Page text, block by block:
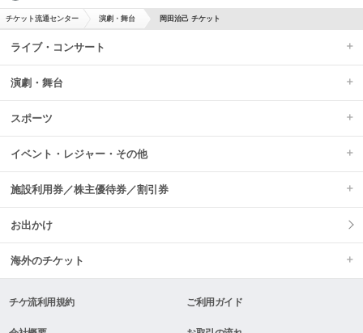
チケット流通センター 演劇・舞台 岡田治己 チケット
ライブ・コンサート
演劇・舞台
スポーツ
イベント・レジャー・その他
施設利用券／株主優待券／割引券
お出かけ
海外のチケット
チケ流利用規約 ご利用ガイド